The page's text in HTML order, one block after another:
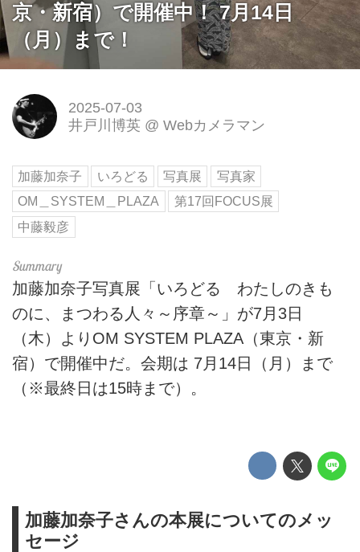
京・新宿）で開催中！ 7月14日
（月）まで！
2025-07-03
井戸川博英 @ Webカメラマン
加藤加奈子 いろどる 写真展
写真家
OM＿SYSTEM＿PLAZA
第17回FOCUS展
中藤毅彦
加藤加奈子写真展「いろどる わたしのきも
のに、まつわる人々～序章～」が7月3日
（木）よりOM SYSTEM PLAZA（東京・新
宿）で開催中だ。会期は 7月14日（月）まで
（※最終日は15時まで）。
加藤加奈子さんの本展についてのメッ
セージ